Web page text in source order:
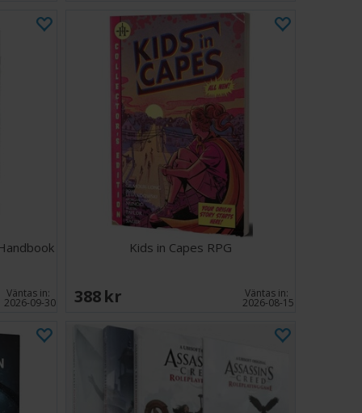
Väntas in:
2026-09-30
Kids in Capes RPG
388 SEK Väntas in:
2026-08-15